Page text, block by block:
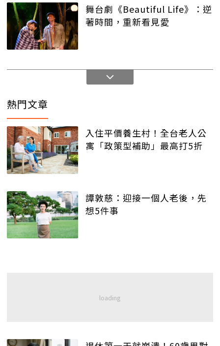
舞台劇《Beautiful Life》：逆
著時間，重新看見愛
熱門文章
入住平價養生村！全台老人公
寓「政策型補助」最高打5折
譚敦慈：迎接一個人老後，先
想5件事